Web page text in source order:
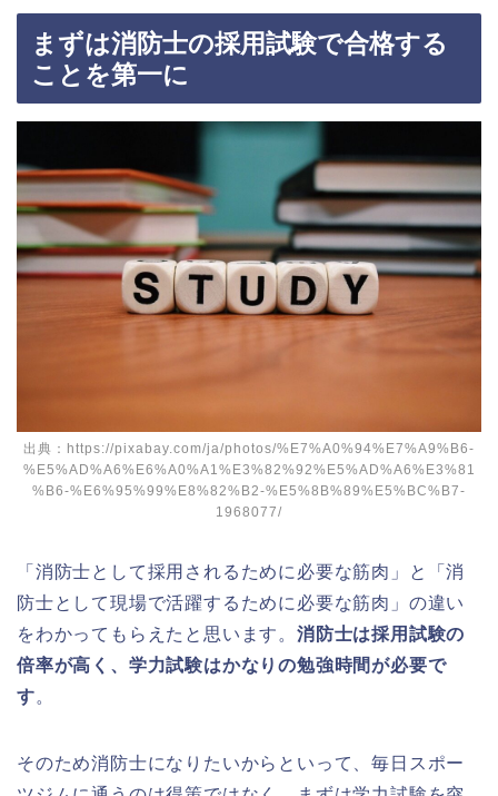
まずは消防士の採用試験で合格する
ことを第一に
出典：https://pixabay.com/ja/photos/%E7%A0%94%E7%A9%B6-
%E5%AD%A6%E6%A0%A1%E3%82%92%E5%AD%A6%E3%81
%B6-%E6%95%99%E8%82%B2-%E5%8B%89%E5%BC%B7-
1968077/
「消防士として採用されるために必要な筋肉」と「消
防士として現場で活躍するために必要な筋肉」の違い
をわかってもらえたと思います。消防士は採用試験の
倍率が高く、学力試験はかなりの勉強時間が必要で
す。
そのため消防士になりたいからといって、毎日スポー